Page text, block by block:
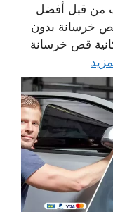
من قبل أفضل
خرسانة بدون
قص خرسانة